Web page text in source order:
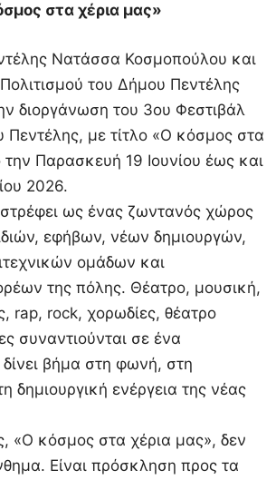
στα χέρια μας»
Νατάσσα Κοσμοπούλου και
του Δήμου Πεντέλης
διοργάνωση του 3ου Φεστιβάλ
Πεντέλης, με τίτλο «Ο κόσμος στα
Παρασκευή 19 Ιουνίου έως και
2026.
ως ένας ζωντανός χώρος
εφήβων, νέων δημιουργών,
ομάδων και
της πόλης. Θέατρο, μουσική,
rap, rock, χορωδίες, θέατρο
συναντιούνται σε ένα
βήμα στη φωνή, στη
δημιουργική ενέργεια της νέας
«Ο κόσμος στα χέρια μας», δεν
Είναι πρόσκληση προς τα